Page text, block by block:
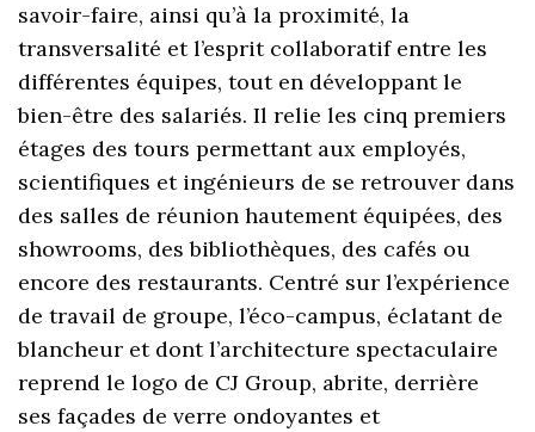
savoir-faire, ainsi qu’à la proximité, la
transversalité et l’esprit collaboratif entre les
différentes équipes, tout en développant le
bien-être des salariés. Il relie les cinq premiers
étages des tours permettant aux employés,
scientifiques et ingénieurs de se retrouver dans
des salles de réunion hautement équipées, des
showrooms, des bibliothèques, des cafés ou
encore des restaurants. Centré sur l’expérience
de travail de groupe, l’éco-campus, éclatant de
blancheur et dont l’architecture spectaculaire
reprend le logo de CJ Group, abrite, derrière
ses façades de verre ondoyantes et